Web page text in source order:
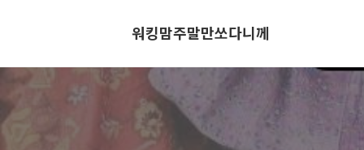
워킹맘주말만쏘다니께